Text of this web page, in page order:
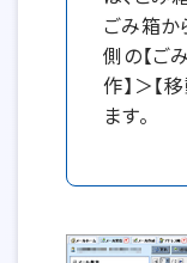
ごみ箱
側の【ご
作】＞【
ます。